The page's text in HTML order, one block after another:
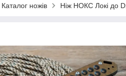
Каталог ножів Ніж НОКС Локі до